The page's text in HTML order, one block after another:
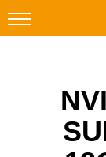
Facebook